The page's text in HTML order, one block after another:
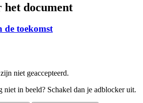
het document
de toekomst
niet geaccepteerd.
in beeld? Schakel dan je adblocker uit.